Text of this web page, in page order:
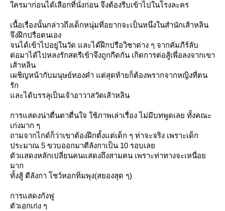
ครมาก่อนได้เลือกที่นั่งก่อน จึงต้องรีบเข้าไปในโรงละคร
เนื้อเรื่องนั้นกล่าวถึงเด็กหนุ่มที่อยากจะเป็นหนึ่งในสำนักเส้าหลิน
จึงฝึกปรือตนเอง
จนได้เข้าไปอยู่ในวัด และได้ฝึกปรือวิชาต่าง ๆ จากคัมภีร์ลับ
ต่อมาได้ไปหลงรักสตรีเข้าจึงถูกกีดกัน เกิดการต่อสู้เพื่อลงจากเขา
เส้าหลิน
เผชิญหน้ากับมนุษย์ทองคำ แต่สุดท้ายก็ต้องพรากจากหญิงที่ตน
รัก
ละได้บรรลุเป็นเจ้าอาวาสวัดเส้าหลิน
การแสดงน่าตื่นตาตื่นใจ ใช้ภาพเล่าเรื่อง ไม่มีบทพูดเลย ทั้งคณะ
เก่งมาก ๆ
ถามจากไกด์ก็ว่าเขาต้องฝึกตั้งแต่เด็ก ๆ ท่าจะจริง เพราะเด็ก
ประมาณ 5 ขวบออกมาตีลังกาเป็น 10 รอบเล
ตัวแสดงหลักเปลี่ยนคนแสดงถึงสามคน เพราะท่าทางจะเหนื่อ
มาก
ทั้งสู้ ตีลังกา โชว์หอกทิ่มพุง(สยองสุด ๆ)
การแสดงกังฟู
ตัวเอกเก่ง ๆ